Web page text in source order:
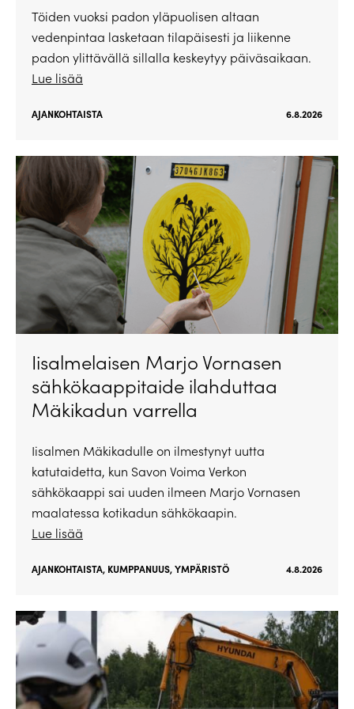
Töiden vuoksi padon yläpuolisen altaan
vedenpintaa lasketaan tilapäisesti ja liikenne
padon ylittävällä sillalla keskeytyy päiväsaikaan.
Lue lisää
AJANKOHTAISTA 6.8.2026
Iisalmelaisen Marjo Vornasen
sähkökaappitaide ilahduttaa
Mäkikadun varrella
Iisalmen Mäkikadulle on ilmestynyt uutta
katutaidetta, kun Savon Voima Verkon
sähkökaappi sai uuden ilmeen Marjo Vornasen
maalatessa kotikadun sähkökaapin.
Lue lisää
AJANKOHTAISTA, KUMPPANUUS,YMPÄRISTÖ 4.8.2026